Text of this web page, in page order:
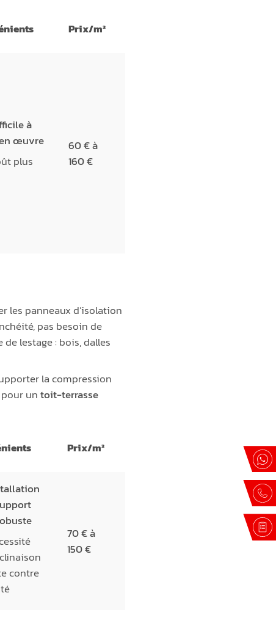
Prix/m²
à
œuvre
plus
60 € à
160 €
les panneaux d’isolation
pas besoin de
lestage : bois, dalles
la compression
untoit-terrasse
Prix/m²
contre
70 € à
150 €